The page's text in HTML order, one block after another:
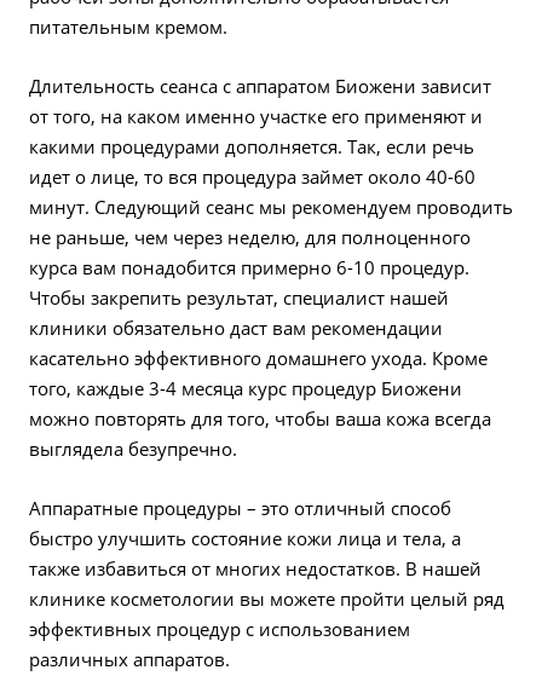
питательным кремом.
Длительность сеанса с аппаратом Биожени зависит
от того, на каком именно участке его применяют и
какими процедурами дополняется. Так, если речь
идет о лице, то вся процедура займет около 40-60
минут. Следующий сеанс мы рекомендуем проводить
не раньше, чем через неделю, для полноценного
курса вам понадобится примерно 6-10 процедур.
Чтобы закрепить результат, специалист нашей
клиники обязательно даст вам рекомендации
касательно эффективного домашнего ухода. Кроме
того, каждые 3-4 месяца курс процедур Биожени
можно повторять для того, чтобы ваша кожа всегда
выглядела безупречно.
Аппаратные процедуры – это отличный способ
быстро улучшить состояние кожи лица и тела, а
также избавиться от многих недостатков. В нашей
клинике косметологии вы можете пройти целый ряд
эффективных процедур с использованием
различных аппаратов.